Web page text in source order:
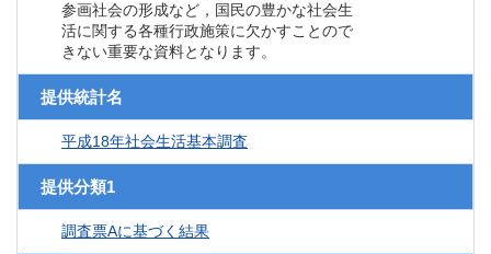
参画社会の形成など，国民の豊かな社会生
活に関する各種行政施策に欠かすことので
きない重要な資料となります。
提供統計名
平成18年社会生活基本調査
提供分類1
調査票Aに基づく結果